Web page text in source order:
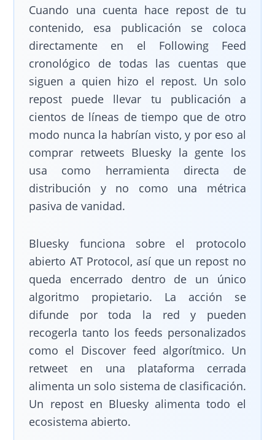
Cuando una cuenta hace repost de tu
contenido, esa publicación se coloca
directamente en el Following Feed
cronológico de todas las cuentas que
siguen a quien hizo el repost. Un solo
repost puede llevar tu publicación a
cientos de líneas de tiempo que de otro
modo nunca la habrían visto, y por eso al
comprar retweets Bluesky la gente los
usa como herramienta directa de
distribución y no como una métrica
pasiva de vanidad.
Bluesky funciona sobre el protocolo
abierto AT Protocol, así que un repost no
queda encerrado dentro de un único
algoritmo propietario. La acción se
difunde por toda la red y pueden
recogerla tanto los feeds personalizados
como el Discover feed algorítmico. Un
retweet en una plataforma cerrada
alimenta un solo sistema de clasificación.
Un repost en Bluesky alimenta todo el
ecosistema abierto.